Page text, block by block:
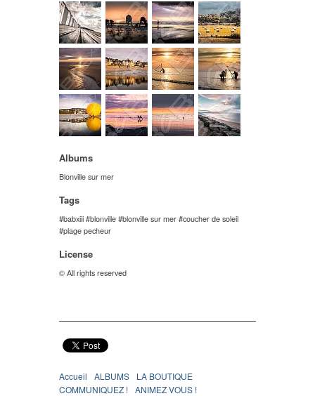
Albums
Blonville sur mer
Tags
babxiii blonville blonville sur mer coucher de soleil
plage pecheur
License
© All rights reserved
Accueil ALBUMS
LA BOUTIQUE
COMMUNIQUEZ ! ANIMEZ VOUS !